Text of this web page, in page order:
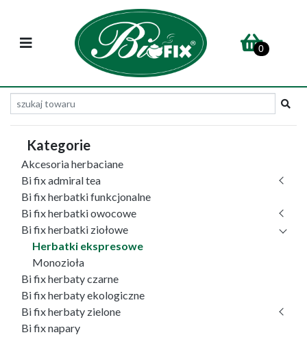
0
Kategorie
Akcesoria herbaciane
Bi fix admiral tea
Bi fix herbatki funkcjonalne
Bi fix herbatki owocowe
Bi fix herbatki ziołowe
Herbatki ekspresowe
Monozioła
Bi fix herbaty czarne
Bi fix herbaty ekologiczne
Bi fix herbaty zielone
Bi fix napary